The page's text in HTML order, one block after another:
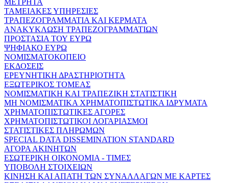
ΤΑΜΕΙΑΚΕΣ ΥΠΗΡΕΣΙΕΣ
ΤΡΑΠΕΖΟΓΡΑΜΜΑΤΙΑ ΚΑΙ ΚΕΡΜΑΤΑ
ΑΝΑΚΥΚΛΩΣΗ ΤΡΑΠΕΖΟΓΡΑΜΜΑΤΙΩΝ
ΠΡΟΣΤΑΣΙΑ ΤΟΥ ΕΥΡΩ
ΨΗΦΙΑΚΟ ΕΥΡΩ
ΝΟΜΙΣΜΑΤΟΚΟΠΕΙΟ
ΕΚΔΟΣΕΙΣ
ΕΡΕΥΝΗΤΙΚΗ ΔΡΑΣΤΗΡΙΟΤΗΤΑ
ΕΞΩΤΕΡΙΚΟΣ ΤΟΜΕΑΣ
ΝΟΜΙΣΜΑΤΙΚΗ ΚΑΙ ΤΡΑΠΕΖΙΚΗ ΣΤΑΤΙΣΤΙΚΗ
ΜΗ ΝΟΜΙΣΜΑΤΙΚΑ ΧΡΗΜΑΤΟΠΙΣΤΩΤΙΚΑ ΙΔΡΥΜΑΤΑ
ΧΡΗΜΑΤΟΠΙΣΤΩΤΙΚΕΣ ΑΓΟΡΕΣ
ΧΡΗΜΑΤΟΠΙΣΤΩΤΙΚΟΙ ΛΟΓΑΡΙΑΣΜΟΙ
ΣΤΑΤΙΣΤΙΚΕΣ ΠΛΗΡΩΜΩΝ
SPECIAL DATA DISSEMINATION STANDARD
ΑΓΟΡΑ ΑΚΙΝΗΤΩΝ
ΕΣΩΤΕΡΙΚΗ ΟΙΚΟΝΟΜΙΑ - ΤΙΜΕΣ
ΥΠΟΒΟΛΗ ΣΤΟΙΧΕΙΩΝ
ΚΙΝΗΣΗ ΚΑΙ ΑΠΑΤΗ ΤΩΝ ΣΥΝΑΛΛΑΓΩΝ ΜΕ ΚΑΡΤΕΣ